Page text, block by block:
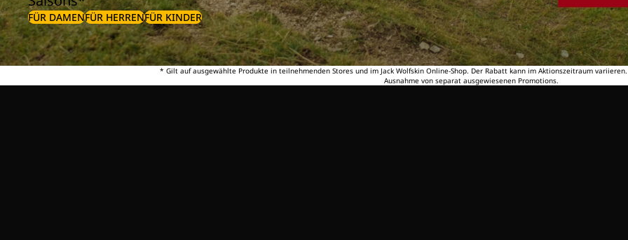
FÜR DAMENFÜR HERRENFÜR KINDER
* Gilt auf ausgewählte Produkte in teilnehmenden Stores und im Jack Wolfskin Online-Shop. Der Rabatt kann im Aktionszeitraum
Ausnahme von separat ausgewiesenen Promotions.